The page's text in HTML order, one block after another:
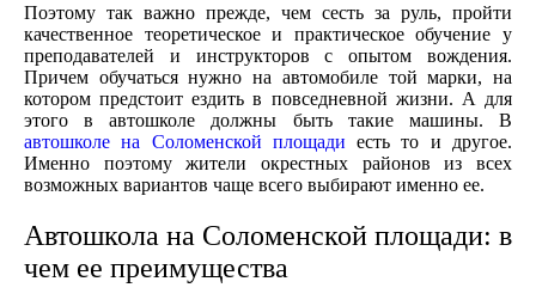
Поэтому так важно прежде, чем сесть за руль, пройти
качественное теоретическое и практическое обучение у
преподавателей и инструкторов с опытом вождения.
Причем обучаться нужно на автомобиле той марки, на
котором предстоит ездить в повседневной жизни. А для
этого в автошколе должны быть такие машины. В
автошколе на Соломенской площади есть то и другое.
Именно поэтому жители окрестных районов из всех
возможных вариантов чаще всего выбирают именно ее.
Автошкола на Соломенской площади: в
чем ее преимущества